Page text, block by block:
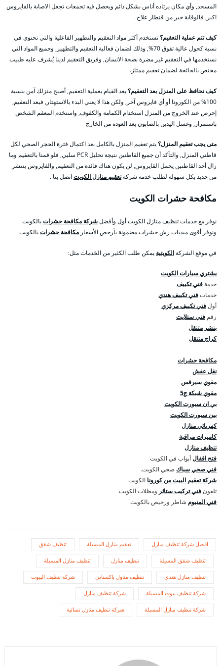
المسجد, وأي مكان يرتاده أناس بشكل دائم ويحصل فيه تجمعات تجعل الاصابة بالفايروس
اكبر, فالوقاية خير من قنطار علاج.
كيف تتم عملية التعقيم؟ نستخدم أكثر مواد التعقيم والتطهير الفاعلية والتي تحتوي في
نسبة كحول عالية تفوق 70%, وذلك لضمان فعالية التعقيم والتطهير, وجميع المواد التي
نستخدمها في التعقيم غير مضرة بصحة الانسان, وفريق التعقيم لدينا يُشرف عليه طبيب
مختص بالجائحة لضمان تعقيم ممتاز.
كيف نحافظ على المنزل بعد التعقيم؟ بعد القيام بعملية التعقيم, أصبح منزلك آمن بنسبة
100% من الكورونا أو أي فايروس آخر, ولكن هذا لا يعني البدء بالاستهتار, فبعد التعقيم,
إحرص عند الخروج من المنزل استخدام الكمامة والكفوف, واستخدم المعقم الشخص
باستمرار, وغسل اليدين بالصابون بعد العودة من الخارج
متى يجب تعقيم المنزل؟ يتم تعقيم المنزل بالكامل بعد اكتمال فترة الحجر الصحي لكل
قاطني المنزل, والتأكد أن جميع القاطنين نتيجة تحليل PCR سلبي, فلو قمنا بالتعقيم وما
زال أحد القاطنين يحمل القايروس, لن يكون هناك فائدة من التعقيم, والفايروس ينتشر
من جديد بكل سهولة لطلب خدمة شركةتعقيم منازل الكويتاتصل بنا .
مكافحة حشرات الكويت
نوفر مع خدمات تنظيف منازل الكويت أول وأفضلشركة مكافحة حشراتبالكويت
ونوفر أقوى مبديات رش حشرات مضمونة بأرخص الأسعار مكافحة حشراتبالكويت
في موقع الشركةالكويتية يمكن طلب الكثير من الخدمات مثل:
يشتري سيارات الكويت
خدمة فني تكييف
خدماتفني تكييف هندي
أولفني تكييف مركزي
رقم فني ستلايت
بنشر متنقل
كراج متنقل
مكافحة حشرات
نقل عفش
مقوي سيرفس
مقوي شبكة 5g
بي ان سبورت الكويت
بين سبورت الكويت
كهربائي منازل
كاميرات مراقبة
تنظيف منازل
فتح اقفالأبواب في الكويت
فني صحيسباك صحي الكويت.
شركة تعقيم البيت من كورونا الكويت
تلفون فني تركيب ستائر ومظلات الكويت
فني المنيوم شاطر ورخيص بالكويت
افضل شركة تنظيف منازل تعقيم منازل المسيلة تنظيف شقق
تنظيف شقق المسيلة تنظيف منازل تنظيف منازل المسيلة
تنظيف منازل هندي تنظيف مناول باكستاني شركة تنظيف البيوت
شركة تنظيف بيوت المسيلة شركة تنظيف منازل
شركة تنظيف منازل المسيلة شركة تنظيف منازل نسائية